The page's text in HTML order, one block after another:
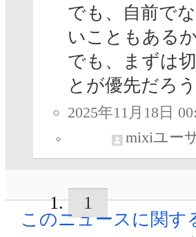
でも、自前で
いこともある
でも、まずは
とが優先だろう
2025年11月18日
mixiユー
1
このニュースに関す